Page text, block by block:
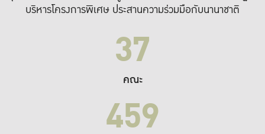
บริหารโครงการพิเศษ ประสานความร่วมมือกับนานาชาติ
37
คณะ
459